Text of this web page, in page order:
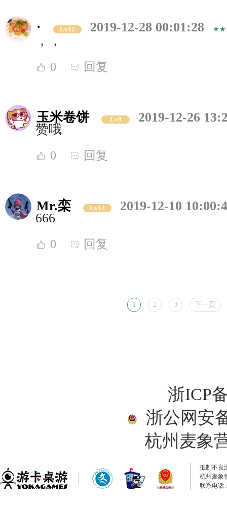
· Lv12
2019-12-28 00:01:28
，，
0 回复
玉米卷饼 Lv9
2019-12-26
赞哦
0 回复
Mr.栾 Lv12
2019-12-10
666
0 回复
1 2 3 下一页
浙ICP
浙公网安
杭州麦象
抵制不良
杭州麦象
联系电话